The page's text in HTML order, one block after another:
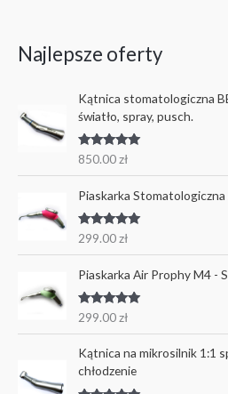
Najlepsze oferty
Kątnica stomatologiczna
światło, spray, pusch.
Oceniono
850.00zł
Piaskarka
Oceniono
299.00zł
Piaskarka Air Prophy M4 -
Oceniono
299.00zł
Kątnica na mikrosilnik 1:1
chłodzenie